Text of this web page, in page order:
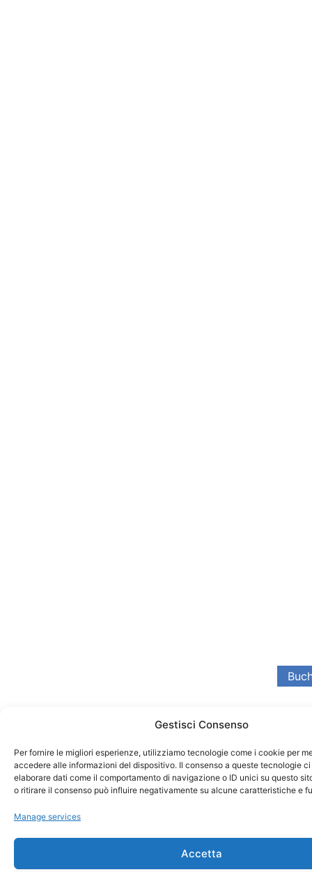
Gestisci Consenso
Per fornire le migliori esperienze, utilizziamo tecnologie come i cookie per
accedere alle informazioni del dispositivo. Il consenso a queste tecnologie
elaborare dati come il comportamento di navigazione o ID unici su questo
o ritirare il consenso può influire negativamente su alcune caratteristiche e
Manage services
Accetta